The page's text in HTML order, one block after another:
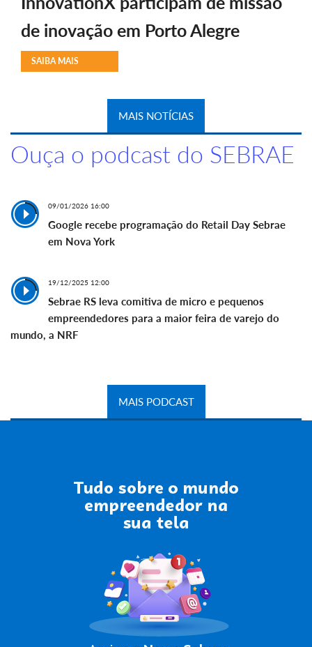
de inovação em Porto Alegre
SAIBA MAIS
MAIS NOTÍCIAS
Ouça o podcast do SEBRAE
09/01/2026 16:00
Google recebe programação do Retail Day Sebrae
em Nova York
19/12/2025 12:00
Sebrae RS leva comitiva de micro e pequenos
empreendedores para a maior feira de varejo do
mundo, a NRF
MAIS PODCAST